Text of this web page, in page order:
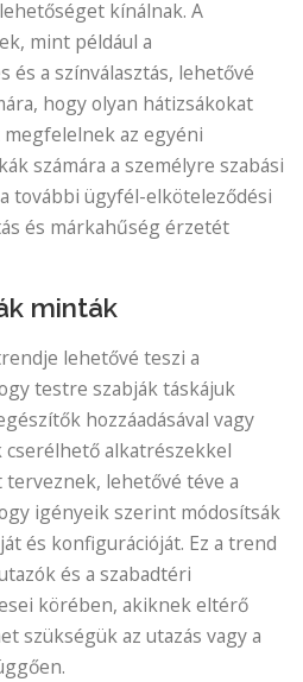
kínálnak. A
mint például a
és a színválasztás, lehetővé
hogy olyan hátizsákokat
az egyéni
számára a személyre szabási
további ügyfél-elköteleződési
és márkahűség érzetét
minták
lehetővé teszi a
testre szabják táskájuk
hozzáadásával vagy
cserélhető alkatrészekkel
lehetővé téve a
igényeik szerint módosítsák
és konfigurációját. Ez a trend
és a szabadtéri
körében, akiknek eltérő
szükségük az utazás vagy a